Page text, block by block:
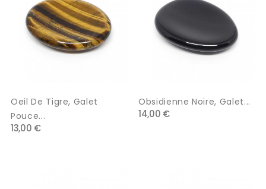
Oeil De Tigre, Galet
Pouce...
13,00 €
Obsidienne Noire, Galet...
14,00 €